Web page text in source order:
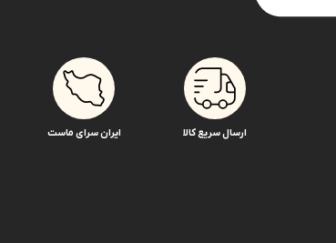
ارسال سریع کالا ایران سرای ماست